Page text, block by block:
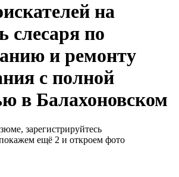
на
слесаря по
и ремонту
с полной
в Балахоновском
зарегистрируйтесь
ещё 2 и откроем фото